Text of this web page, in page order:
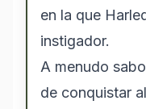
en la que
instigador.
A menudo
de conquistar